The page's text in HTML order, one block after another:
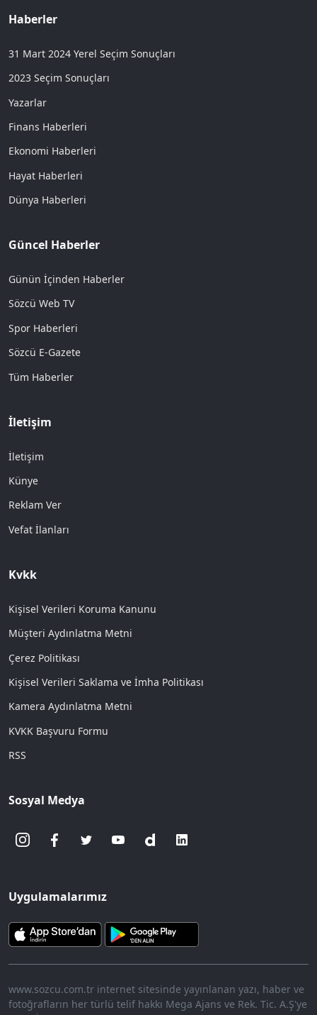
Haberler
31 Mart 2024 Yerel Seçim Sonuçları
2023 Seçim Sonuçları
Yazarlar
Finans Haberleri
Ekonomi Haberleri
Hayat Haberleri
Dünya Haberleri
Güncel Haberler
Günün İçinden Haberler
Sözcü Web TV
Spor Haberleri
Sözcü E-Gazete
Tüm Haberler
İletişim
İletişim
Künye
Reklam Ver
Vefat İlanları
Kvkk
Kişisel Verileri Koruma Kanunu
Müşteri Aydınlatma Metni
Çerez Politikası
Kişisel Verileri Saklama ve İmha Politikası
Kamera Aydınlatma Metni
KVKK Başvuru Formu
RSS
Sosyal Medya
Uygulamalarımız
www.sozcu.com.tr internet sitesinde yayınlanan yazı, haber ve
fotoğrafların her türlü telif hakkı Mega Ajans ve Rek. Tic. A.Ş'ye